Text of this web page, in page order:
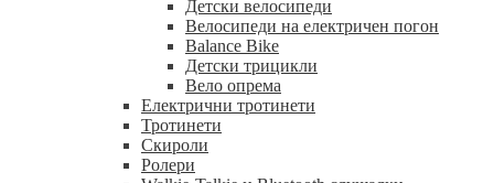
Детски велосипеди
Велосипеди на електричен погон
Balance Bike
Детски трицикли
Вело опрема
Електрични тротинети
Тротинети
Скироли
Ролери